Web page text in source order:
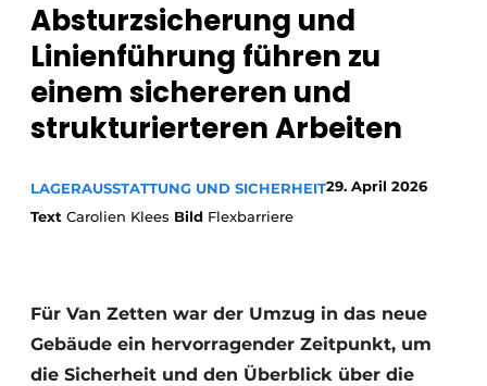
Absturzsicherung und
Linienführung führen zu
einem sichereren und
strukturierteren Arbeiten
LAGERAUSSTATTUNG UND SICHERHEIT29. April 2026
Text Carolien Klees Bild Flexbarriere
Für Van Zetten war der Umzug in das neue
Gebäude ein hervorragender Zeitpunkt, um
die Sicherheit und den Überblick über die